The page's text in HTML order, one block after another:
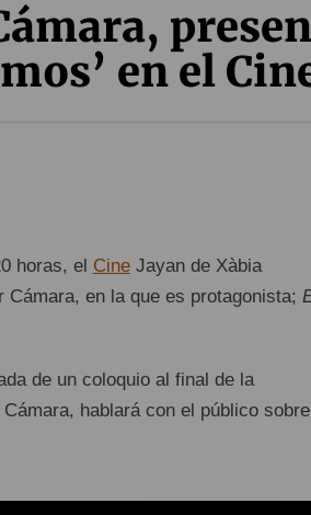
en el
horas, el CineJayan de Xàbia
en la que es protagonista;
de un coloquio al final de la
hablará con el público sobre